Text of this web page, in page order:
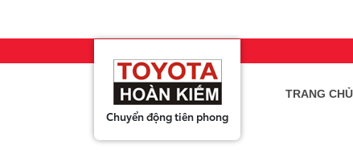
Chuyển động tiên phong
TRANG CHỦ